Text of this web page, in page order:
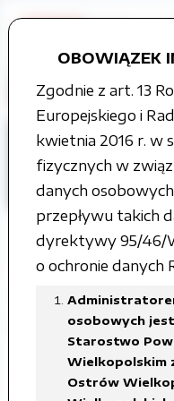
OBOWIĄZEK
Zgodnie z art. 13
Europejskiego i
kwietnia 2016 r. w
fizycznych w
danych
przepływu takich
dyrektywy 95/46/
o ochronie danych
osobowych
Starostwo
Wielkopolskim
Ostrów
Strona główna
Wydział
Edukacja
Awans